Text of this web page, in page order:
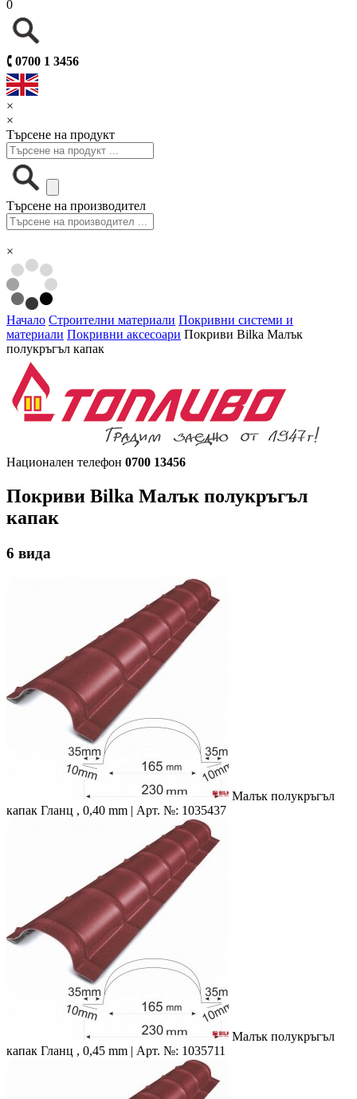
0
🕻 0700 1 3456
×
×
Търсене на продукт
Търсене на производител
×
Начало Строителни материали Покривни системи и
материали Покривни аксесоари Покриви Bilka Малък
полукръгъл капак
Национален телефон 0700 13456
Покриви Bilka Малък полукръгъл
капак
6 вида
Малък полукръгъл
капак Гланц , 0,40 mm | Арт. №: 1035437
Малък полукръгъл
капак Гланц , 0,45 mm | Арт. №: 1035711